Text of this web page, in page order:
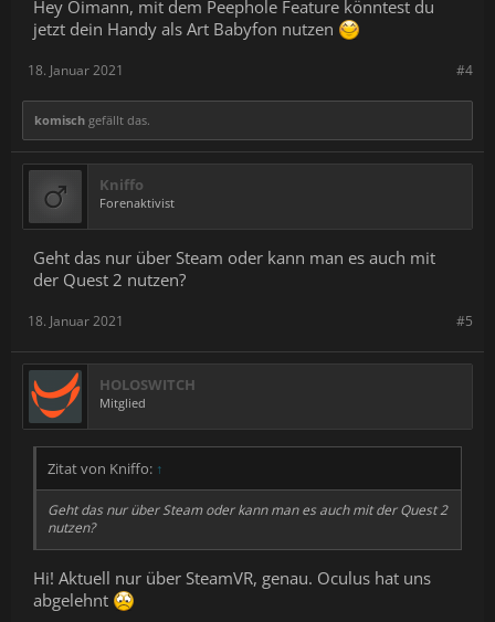
Hey Oimann, mit dem Peephole Feature könntest du
jetzt dein Handy als Art Babyfon nutzen
#4
18. Januar 2021
komisch gefällt das.
Kniffo
Forenaktivist
Geht das nur über Steam oder kann man es auch mit
der Quest 2 nutzen?
#5
18. Januar 2021
HOLOSWITCH
Mitglied
Zitat von Kniffo: ↑
Geht das nur über Steam oder kann man es auch mit der Quest 2
nutzen?
Hi! Aktuell nur über SteamVR, genau. Oculus hat uns
abgelehnt